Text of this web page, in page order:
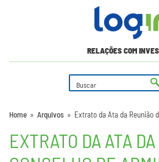
RELAÇÕES COM
Home » Arquivos » Extrato da Ata da Reunião
EXTRATO DA ATA